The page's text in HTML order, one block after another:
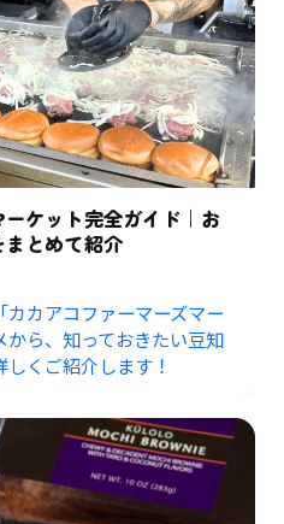
ケット完全ガイド｜お
とめて紹介
カアコファーマーズマー
ら、知っておきたい豆知
くご紹介します！